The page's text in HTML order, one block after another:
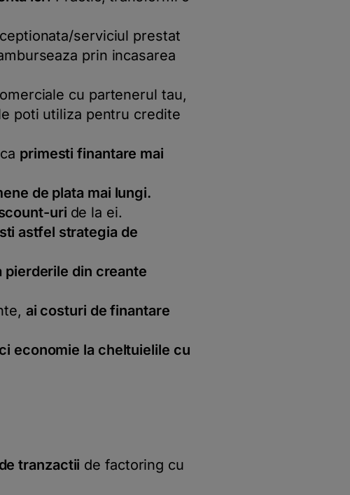
serviciul prestat
prin incasarea
cu partenerul tau,
poti utiliza pentru credite
primesti finantare mai
de plata mai lungi.
uri de la ei.
astfel strategia de
pierderile din creante
ai costuri de finantare
economie la cheltuielile cu
tranzactii de factoring cu